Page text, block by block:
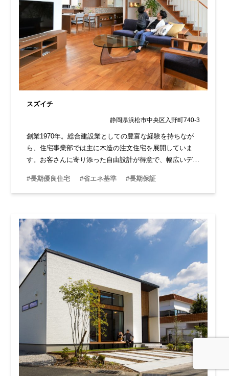
イベント 住宅相談 お問合せ 資料請求
スズイチ
静岡県浜松市中央区入野町740-3
創業1970年。総合建設業としての豊富な経験を持ちなが
ら、住宅事業部では主に木造の注文住宅を展開していま
す。お客さんに寄り添った自由設計が得意で、幅広いデザ
ことでも相談できる安心感があります。
#長期優良住宅 #省エネ基準 #長期保証